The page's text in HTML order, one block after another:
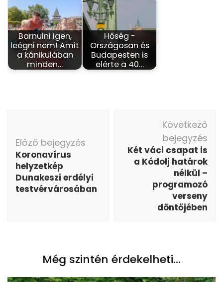
Barnulni igen,
leégni nem! Amit
a kánikulában
minden…
Hőség -
Országosan és
Budapesten is
elérte a 40…
Előző bejegyzés
Koronavírus
helyzetkép
Dunakeszi erdélyi
testvérvárosában
Következő
bejegyzés
Két váci csapat is
a Kódolj határok
nélkül –
programozó
verseny
döntőjében
Még szintén érdekelheti...